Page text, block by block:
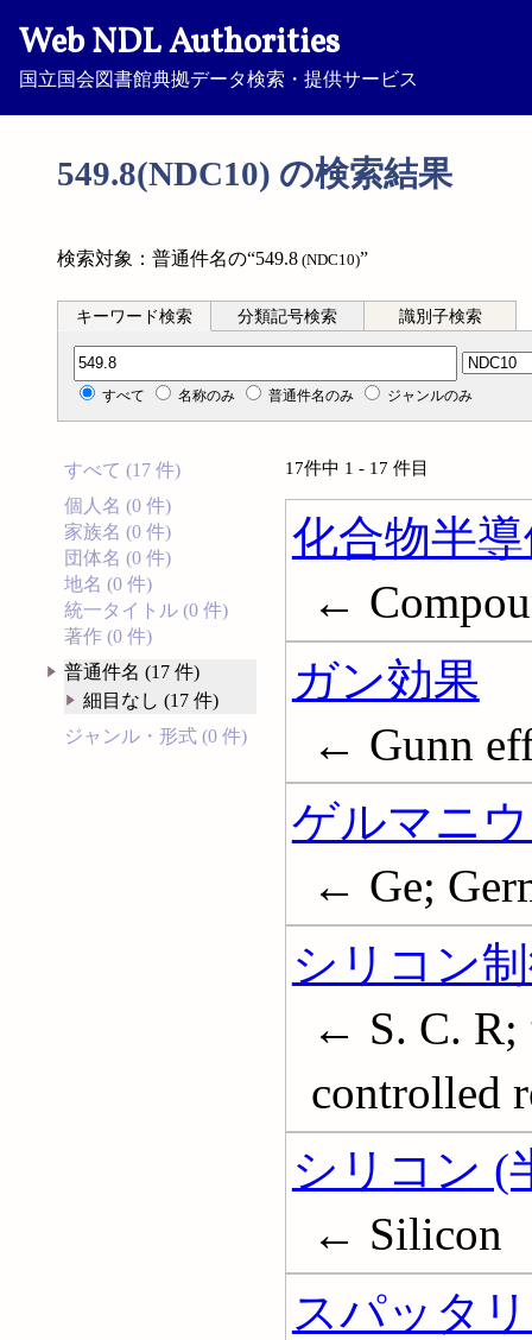
Web NDL Authorities
国立国会図書館典拠データ検索・提供サービス
549.8(NDC10) の検索結果
検索対象：普通件名の“549.8 (NDC10)”
キーワード検索 分類記号検索 識別子検索
分類記号検索
すべて 名称のみ 普通件名のみ ジャンルのみ
すべて (17 件)
個人名 (0 件)
家族名 (0 件)
団体名 (0 件)
地名 (0 件)
統一タイトル (0 件)
著作 (0 件)
普通件名 (17 件)
細目なし (17 件)
ジャンル・形式 (0 件)
17件中 1 - 17 件目
化合物半
←
ガン効果
← Gunn
ゲルマニ
← Ge;
シリコン
← S. C.
controlled
シリコン (
← Silicon
スパッタ